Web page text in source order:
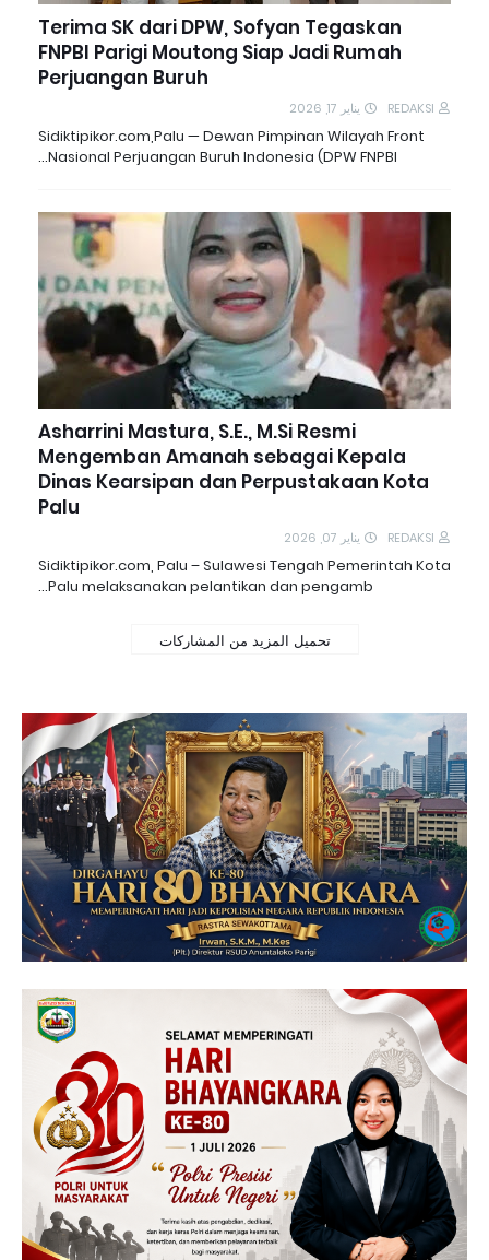
Terima SK dari DPW, Sofyan Tegaskan
FNPBI Parigi Moutong Siap Jadi Rumah
Perjuangan Buruh
REDAKSI يناير 17, 2026
Sidiktipikor.com,Palu — Dewan Pimpinan Wilayah Front
Nasional Perjuangan Buruh Indonesia (DPW FNPBI…
Asharrini Mastura, S.E., M.Si Resmi
Mengemban Amanah sebagai Kepala
Dinas Kearsipan dan Perpustakaan Kota
Palu
REDAKSI يناير 07, 2026
Sidiktipikor.com, Palu – Sulawesi Tengah Pemerintah Kota
Palu melaksanakan pelantikan dan pengamb…
تحميل المزيد من المشاركات